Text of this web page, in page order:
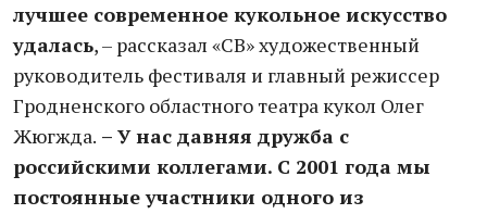
лучшее современное кукольное искусство
удалась, – рассказал «СВ» художественный
руководитель фестиваля и главный режиссер
Гродненского областного театра кукол Олег
Жюгжда. – У нас давняя дружба с
российскими коллегами. С 2001 года мы
постоянные участники одного из